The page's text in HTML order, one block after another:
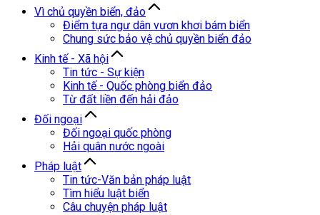
Vì chủ quyền biển, đảo
Điểm tựa ngư dân vươn khơi bám biển
Chung sức bảo vệ chủ quyền biển đảo
Kinh tế - Xã hội
Tin tức - Sự kiện
Kinh tế - Quốc phòng biển đảo
Từ đất liền đến hải đảo
Đối ngoại
Đối ngoại quốc phòng
Hải quân nước ngoài
Pháp luật
Tin tức-Văn bản pháp luật
Tìm hiểu luật biển
Câu chuyện pháp luật